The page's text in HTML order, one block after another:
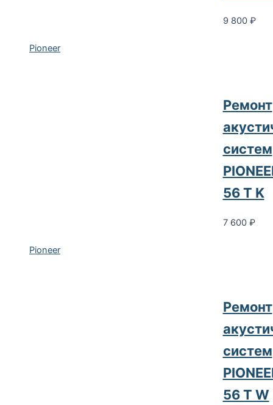
Pioneer
9 800 ₽
Pioneer
Pемонт
систем
56 T K
7 600 ₽
Pемонт
систем
56 T W